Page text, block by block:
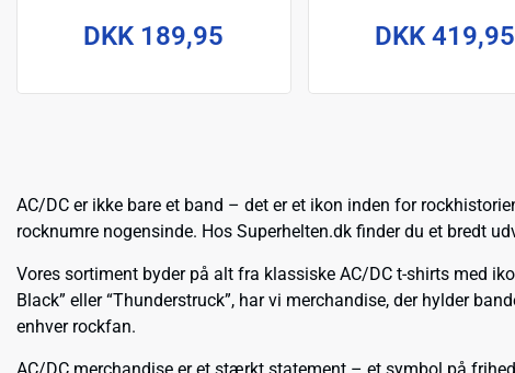
DKK 189,95 DKK 419,95
AC/DC er ikke bare et band – det er et ikon inden for
rocknumre nogensinde. Hos Superhelten.dk finder du et bredt
Vores sortiment byder på alt fra klassiske AC/DC t-shirts med
Black” eller “Thunderstruck”, har vi merchandise, der hylder
enhver rockfan.